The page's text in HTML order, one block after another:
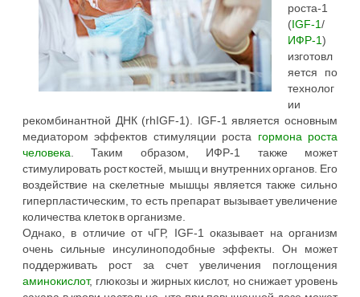
роста-1
(IGF-1/
ИФР-1)
изготовл
яется по
технолог
ии
рекомбинантной ДНК (rhIGF-1). IGF-1 является основным
медиатором эффектов стимуляции роста гормона роста
человека. Таким образом, ИФР-1 также может
стимулировать рост костей, мышц и внутренних органов. Его
воздействие на скелетные мышцы является также сильно
гиперпластическим, то есть препарат вызывает увеличение
количества клеток в организме.
Однако, в отличие от чГР, IGF-1 оказывает на организм
очень сильные инсулиноподобные эффекты. Он может
поддерживать рост за счет увеличения поглощения
аминокислот, глюкозы и жирных кислот, но снижает уровень